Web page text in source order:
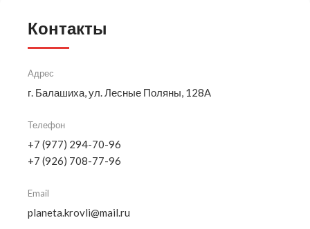
Контакты
Адрес
г. Балашиха, ул. Лесные Поляны, 128А
Телефон
+7 (977) 294-70-96
+7 (926) 708-77-96
Email
planeta.krovli@mail.ru